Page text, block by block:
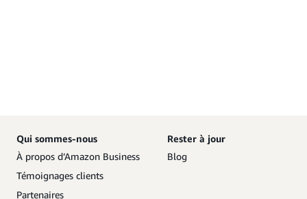
Qui sommes-nous
À propos d’Amazon Business
Témoignages clients
Partenaires
Rester à jour
Blog